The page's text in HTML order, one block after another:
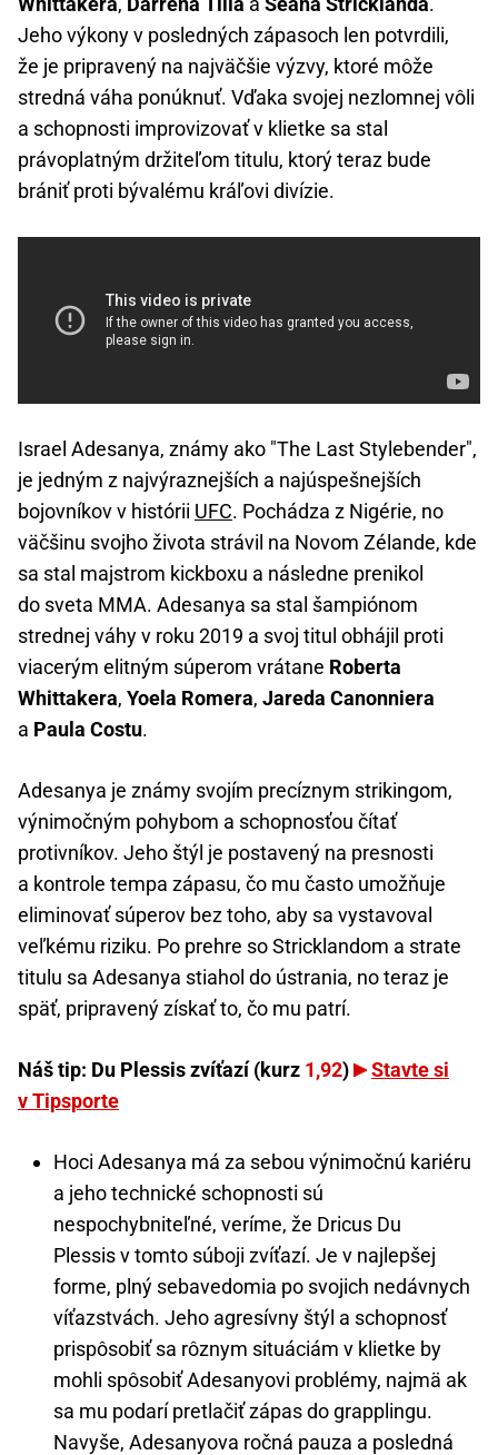
Jeho výkony v posledných zápasoch len potvrdili,
že je pripravený na najväčšie výzvy, ktoré môže
stredná váha ponúknuť. Vďaka svojej nezlomnej vôli
a schopnosti improvizovať v klietke sa stal
právoplatným držiteľom titulu, ktorý teraz bude
brániť proti bývalému kráľovi divízie.
Israel Adesanya, známy ako "The Last Stylebender",
je jedným z najvýraznejších a najúspešnejších
bojovníkov v histórii UFC. Pochádza z Nigérie, no
väčšinu svojho života strávil na Novom Zélande, kde
sa stal majstrom kickboxu a následne prenikol
do sveta MMA. Adesanya sa stal šampiónom
strednej váhy v roku 2019 a svoj titul obhájil proti
viacerým elitným súperom vrátane Roberta
Whittakera, Yoela Romera, Jareda Canonniera
a Paula Costu.
Adesanya je známy svojím precíznym strikingom,
výnimočným pohybom a schopnosťou čítať
protivníkov. Jeho štýl je postavený na presnosti
a kontrole tempa zápasu, čo mu často umožňuje
eliminovať súperov bez toho, aby sa vystavoval
veľkému riziku. Po prehre so Stricklandom a strate
titulu sa Adesanya stiahol do ústrania, no teraz je
späť, pripravený získať to, čo mu patrí.
Náš tip: Du Plessis zvíťazí (kurz 1,92)
Stavte si
v Tipsporte
Hoci Adesanya má za sebou výnimočnú kariéru
a jeho technické schopnosti sú
nespochybniteľné, veríme, že Dricus Du
Plessis v tomto súboji zvíťazí. Je v najlepšej
forme, plný sebavedomia po svojich nedávnych
víťazstvách. Jeho agresívny štýl a schopnosť
prispôsobiť sa rôznym situáciám v klietke by
mohli spôsobiť Adesanyovi problémy, najmä ak
sa mu podarí pretlačiť zápas do grapplingu.
Navyše, Adesanyova ročná pauza a posledná